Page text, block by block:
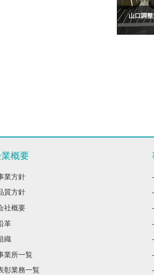
山口調
概要
業方針
質方針
社概要
革
織
業所一覧
彰業務一覧